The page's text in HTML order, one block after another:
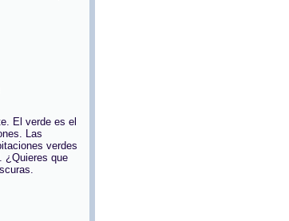
El verde es el
Las
verdes
¿Quieres que